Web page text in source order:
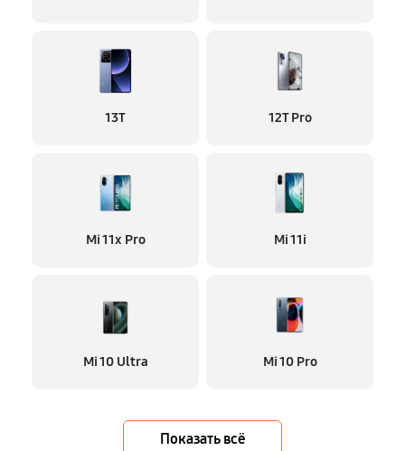
13T 12T Pro
Mi 11x Pro Mi 11i
Mi 10 Ultra Mi 10 Pro
Показать всё